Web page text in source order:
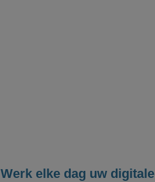
Werk elke dag uw digitale